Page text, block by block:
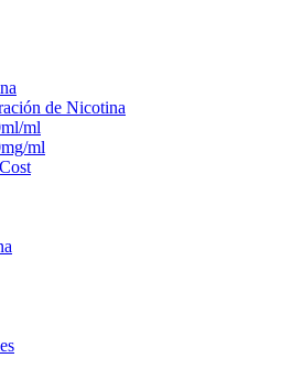
de Nicotina
ml
ml